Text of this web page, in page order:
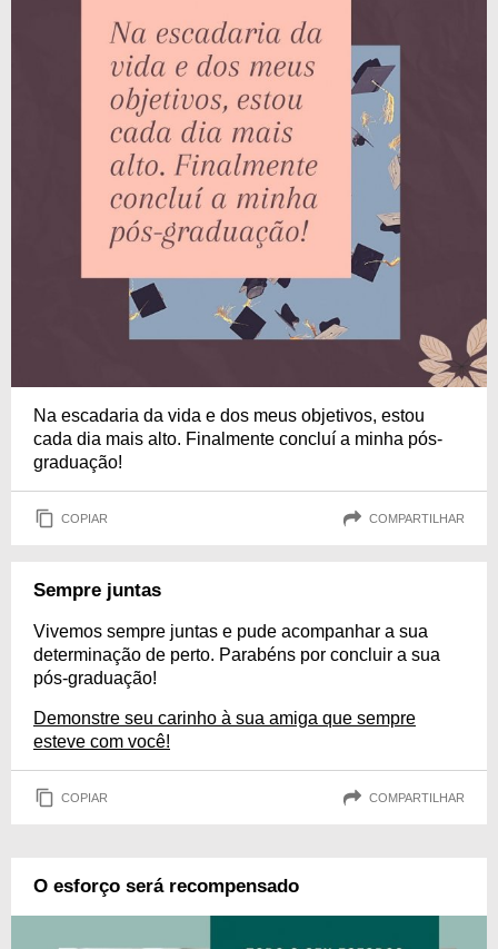
Na escadaria da vida e dos meus objetivos, estou
cada dia mais alto. Finalmente concluí a minha pós-
graduação!
COPIAR COMPARTILHAR
Sempre juntas
Vivemos sempre juntas e pude acompanhar a sua
determinação de perto. Parabéns por concluir a sua
pós-graduação!
Demonstre seu carinho à sua amiga que sempre
esteve com você!
COPIAR COMPARTILHAR
O esforço será recompensado